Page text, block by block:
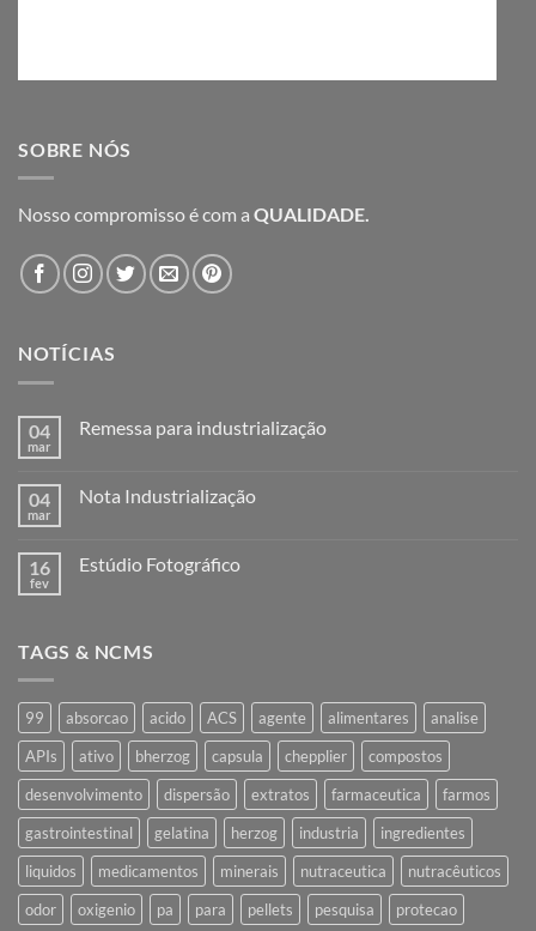
SOBRE NÓS
Nosso compromisso é com a QUALIDADE.
NOTÍCIAS
04
mar
Remessa para industrialização
Remessa
04
mar
Nota Industrialização
Nota
16
fev
Estúdio Fotográfico
Fotográfico
TAGS & NCMS
99 absorcao acido ACS agente alimentares
analise
APIs
ativo bherzog capsula chepplier
compostos
desenvolvimento
dispersão extratos farmaceutica
farmos
gastrointestinal
gelatina herzog industria
ingredientes
liquidos
medicamentos minerais nutraceutica
nutracêuticos
odor
oxigenio pa para pellets pesquisa protecao